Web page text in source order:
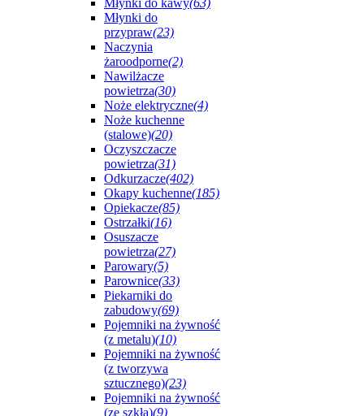
Młynki do kawy(63)
Młynki do
przypraw(23)
Naczynia
żaroodporne(2)
Nawilżacze
powietrza(30)
Noże elektryczne(4)
Noże kuchenne
(stalowe)(20)
Oczyszczacze
powietrza(31)
Odkurzacze(402)
Okapy kuchenne(185)
Opiekacze(85)
Ostrzałki(16)
Osuszacze
powietrza(27)
Parowary(5)
Parownice(33)
Piekarniki do
zabudowy(69)
Pojemniki na żywność
(z metalu)(10)
Pojemniki na żywność
(z tworzywa
sztucznego)(23)
Pojemniki na żywność
(ze szkła)(9)